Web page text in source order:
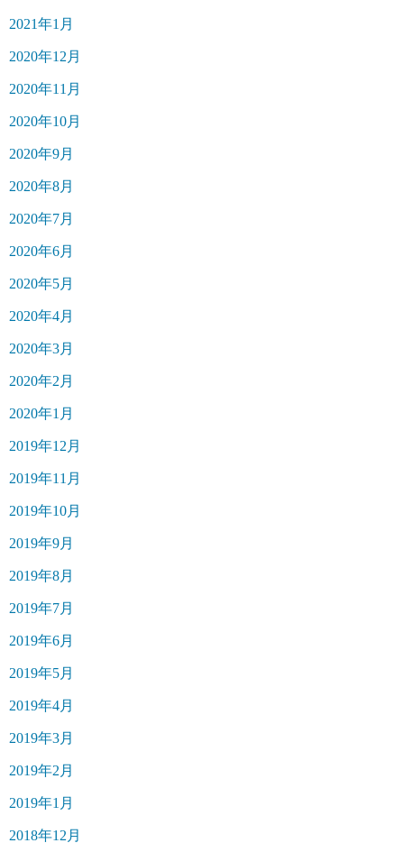
2021年1月
2020年12月
2020年11月
2020年10月
2020年9月
2020年8月
2020年7月
2020年6月
2020年5月
2020年4月
2020年3月
2020年2月
2020年1月
2019年12月
2019年11月
2019年10月
2019年9月
2019年8月
2019年7月
2019年6月
2019年5月
2019年4月
2019年3月
2019年2月
2019年1月
2018年12月